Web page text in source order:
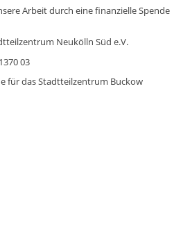
Arbeit durch eine finanzielle Spende
Neukölln Süd e.V.
03
für das Stadtteilzentrum Buckow